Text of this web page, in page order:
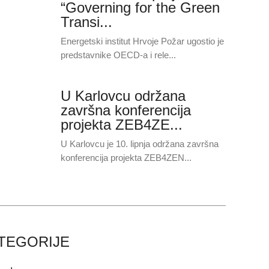
“Governing for the Green
Transi...
Energetski institut Hrvoje Požar ugostio je
predstavnike OECD-a i rele...
U Karlovcu održana
završna konferencija
projekta ZEB4ZE...
U Karlovcu je 10. lipnja održana završna
konferencija projekta ZEB4ZEN...